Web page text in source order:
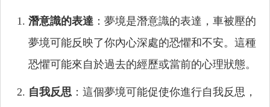
潛意識的表達 ：夢境是潛意識的表達，車被壓的
夢境可能反映了你內心深處的恐懼和不安。這種
恐懼可能來自於過去的經歷或當前的心理狀態。
自我反思 ：這個夢境可能促使你進行自我反思，